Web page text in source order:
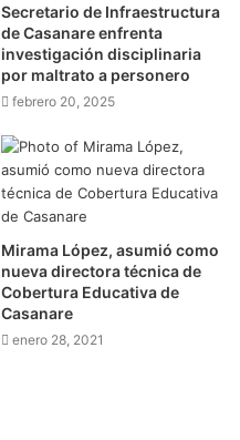
Secretario de Infraestructura
de Casanare enfrenta
investigación disciplinaria
por maltrato a personero
febrero 20, 2025
Mirama López, asumió como
nueva directora técnica de
Cobertura Educativa de
Casanare
enero 28, 2021